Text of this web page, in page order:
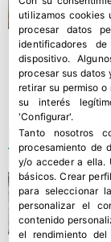
utilizamos cookies
procesar datos
identificadores
dispositivo.
procesar sus datos
retirar su permiso
su interés
'Configurar'.
Tanto nosotros
procesamiento de
y/o acceder a ella.
básicos.Crear
para seleccionar
personalizar el
contenido
el rendimiento del